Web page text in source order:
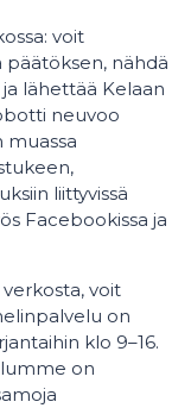
voit
päätöksen, nähdä
lähettää Kelaan
neuvoo
muassa
liittyvissä
Facebookissa ja
voit
on
klo 9–16.
on